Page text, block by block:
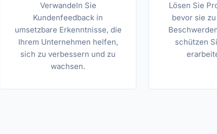
Verwandeln Sie
Kundenfeedback in
umsetzbare Erkenntnisse, die
Ihrem Unternehmen helfen,
sich zu verbessern und zu
wachsen.
Lösen Sie
bevor sie
schützen